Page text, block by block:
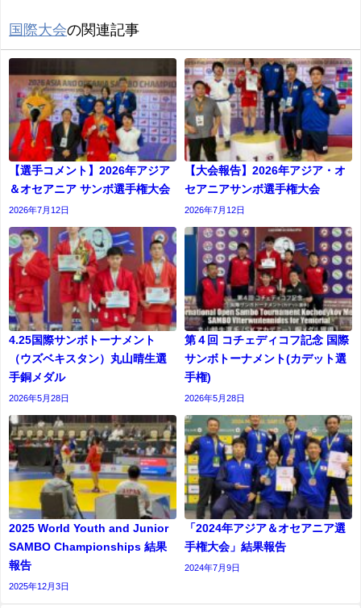
国際大会の関連記事
【選手コメント】2026年アジア
＆オセアニア サンボ選手権大会
2026年7月12日
【大会報告】2026年アジア・オ
セアニアサンボ選手権大会
2026年7月12日
4.25国際サンボトーナメント
（ウズベキスタン）丸山晴生選
手銅メダル
2026年5月28日
第４回 コチェディコフ記念 国際
サンボトーナメント(カデット選
⼿権)
2026年5月28日
2025 World Youth and Junior
SAMBO Championships 結果
報告
2025年12月3日
「2024年アジア＆オセアニア選
手権大会」結果報告
2024年7月9日